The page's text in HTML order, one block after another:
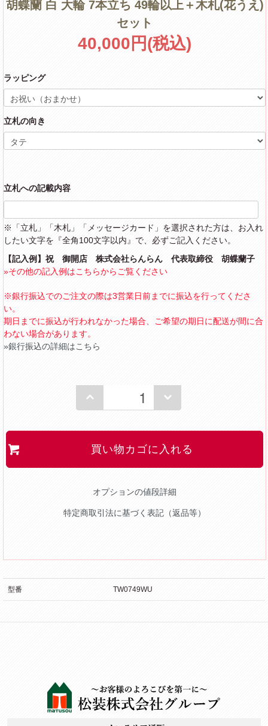
胡蝶蘭 白 大輪 7本立ち 49輪以上＋木札(花うえ)
セット
40,000円(税込)
ラッピング
立札の向き
立札への記載内容
※「立札」「木札」「メッセージカード」を選択された方は、お入れ
したい文字を『全角100文字以内』で、必ずご記入ください。
【記入例】祝 御開店 株式会社らんらん 代表取締役 胡蝶蘭子
»その他の記入例はこちらからご覧ください
※銀行振込でのご注文の際は3営業日前までに振込を行ってくださ
い。
期日までに振込が行われなかった場合、ご希望の期日に配送が間に合
わない場合があります。
»銀行振込の詳細はこちら
買い物カゴに入れる
オプションの値段詳細
特定商取引法に基づく表記（返品等）
型番 TW0749WU